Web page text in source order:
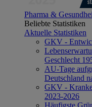
Pharma &
Beliebte Statistiken
Aktuelle Statistiken
GKV -
Geschlecht
AU-Tage
Deutschland
GKV -
2023-2026
Häufigste